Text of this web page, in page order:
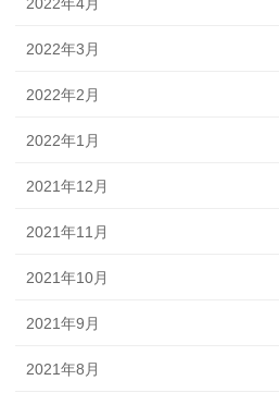
2022年3月
2022年2月
2022年1月
2021年12月
2021年11月
2021年10月
2021年9月
2021年8月